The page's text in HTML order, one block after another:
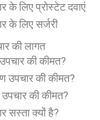
के लिए प्रोस्टेट दवाएं
के लिए सर्जरी
की लागत
की कीमत?
उपचार की कीमत?
उपचार की कीमत?
सस्ता क्यों है?